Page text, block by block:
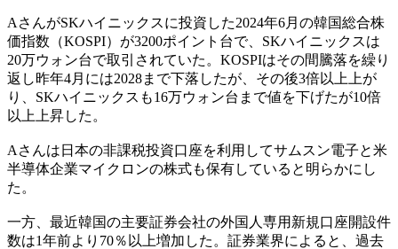
AさんがSKハイニックスに投資した2024年6月の韓国総合株
価指数（KOSPI）が3200ポイント台で、SKハイニックスは
20万ウォン台で取引されていた。KOSPIはその間騰落を繰り
返し昨年4月には2028まで下落したが、その後3倍以上上が
り、SKハイニックスも16万ウォン台まで値を下げたが10倍
以上上昇した。
Aさんは日本の非課税投資口座を利用してサムスン電子と米
半導体企業マイクロンの株式も保有していると明らかにし
た。
一方、最近韓国の主要証券会社の外国人専用新規口座開設件
数は1年前より70％以上増加した。証券業界によると、過去